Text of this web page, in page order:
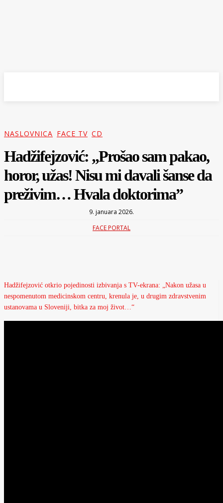
NASLOVNICA FACE TV CD
Hadžifejzović: „Prošao sam pakao,
horor, užas! Nisu mi davali šanse da
preživim… Hvala doktorima”
9. januara 2026.
FACE PORTAL
Hadžifejzović otkrio pojedinosti izbivanja s TV-ekrana: „Nakon užasa u
nespomenutom medicinskom centru, krenula je, u drugim zdravstvenim
ustanovama u Sloveniji, bitka za moj život…“